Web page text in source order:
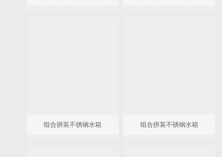
组合拼装不锈钢水箱 组合拼装不锈钢水箱